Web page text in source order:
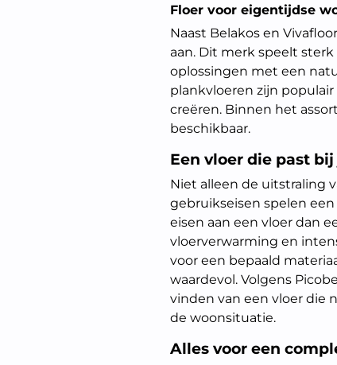
Floer voor eigentijdse
Naast Belakos en
aan. Dit merk speelt
oplossingen met een
plankvloeren zijn
creëren. Binnen het
beschikbaar.
Een vloer die past
Niet alleen de uitstraling
gebruikseisen spelen
eisen aan een vloer dan
vloerverwarming en
voor een bepaald
waardevol. Volgens
vinden van een vloer die
de woonsituatie.
Alles voor een